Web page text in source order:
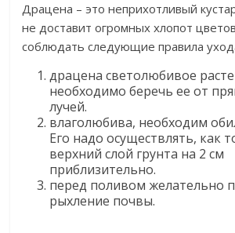
Драцена – это неприхотливый
не доставит огромных хлопот
соблюдать следующие правила
драцена светолюбивое
необходимо беречь ее от
лучей.
влаголюбива, необходим
Его надо осуществлять, как
верхний слой грунта на 2 см
приблизительно.
перед поливом желательно
рыхление почвы.